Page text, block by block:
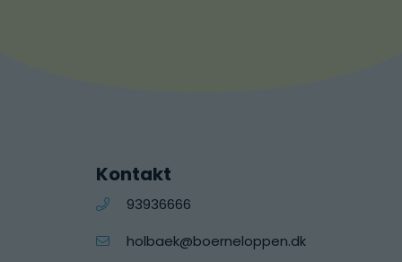
Kontakt
93936666
holbaek@boerneloppen.dk